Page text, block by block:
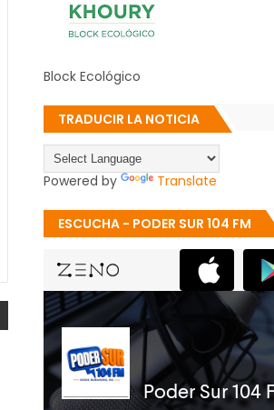
Block Ecológico
TRADUCIR LA NOTICIA
Powered by Translate
ESCUCHA - PODER SUR 104 FM